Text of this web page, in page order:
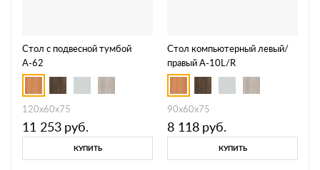
Стол с подвесной тумбой
А-62
120x60x75
11 253 руб.
КУПИТЬ
Стол компьютерный левый/
правый А-10L/R
90x60x75
8 118 руб.
КУПИТЬ